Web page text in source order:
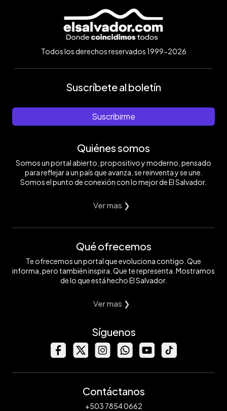
Todos los derechos reservados 1999-2026
Suscríbete al boletín
Suscribirme
Quiénes somos
Somos un portal abierto, propositivo y moderno, pensado
para reflejar a un país que avanza, se reinventa y se une.
Somos el punto de conexión con lo mejor de El Salvador.
Ver mas ❯
Qué ofrecemos
Te ofrecemos un portal que evoluciona contigo. Que
informa, pero también inspira. Que te representa. Mostramos
de lo que está hecho El Salvador.
Ver mas ❯
Síguenos
Contáctanos
+503 7854 0662